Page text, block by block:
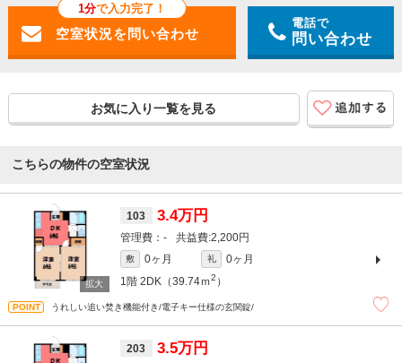
1分で入力完了！
電話で
問い合わせ
お気に入り一覧を見る
こちらの物件の空室状況
103 3.4万円
- 2,200円
敷 0ヶ月 礼
0ヶ月
1階 2DK（39.74ｍ2 ）
うれしい追い焚き機能付き/電子キー仕様の玄関錠/
203 3.5万円